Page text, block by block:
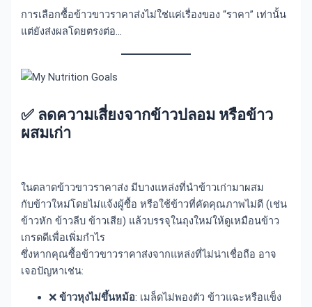
การเลือกซื้อข้าวขาวราคาส่งไม่ใช่แค่เรื่องของ “ราคา” เท่านั้น
แต่ยังส่งผลโดยตรงต่อ…
✅ ลดความเสี่ยงจากข้าวปลอม หรือข้าว
ผสมเก่า
ในตลาดข้าวขาวราคาส่ง มีบางแหล่งที่นำข้าวเก่ามาผสม
กับข้าวใหม่โดยไม่แจ้งผู้ซื้อ หรือใช้ข้าวที่คัดคุณภาพไม่ดี (เช่น
ข้าวหัก ข้าวลีบ ข้าวเสีย) แล้วบรรจุในถุงใหม่ให้ดูเหมือนข้าว
เกรดดีเพื่อเพิ่มกำไร
ซึ่งหากคุณซื้อข้าวขาวราคาส่งจากแหล่งที่ไม่น่าเชื่อถือ อาจ
เจอปัญหาเช่น:
❌ข้าวหุงไม่ขึ้นหม้อ: เมล็ดไม่พองตัว ข้าวแฉะหรือแข็ง